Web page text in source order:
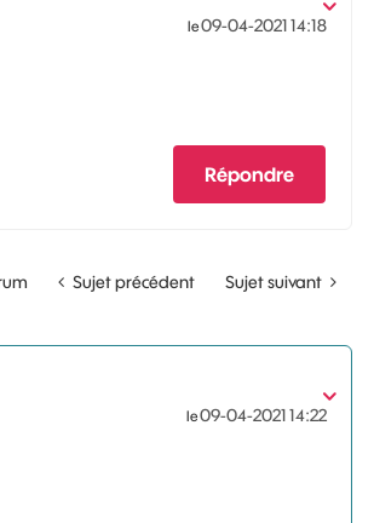
le‎09-04-202114:18
Répondre
Sujet précédent Sujet suivant
le‎09-04-202114:22